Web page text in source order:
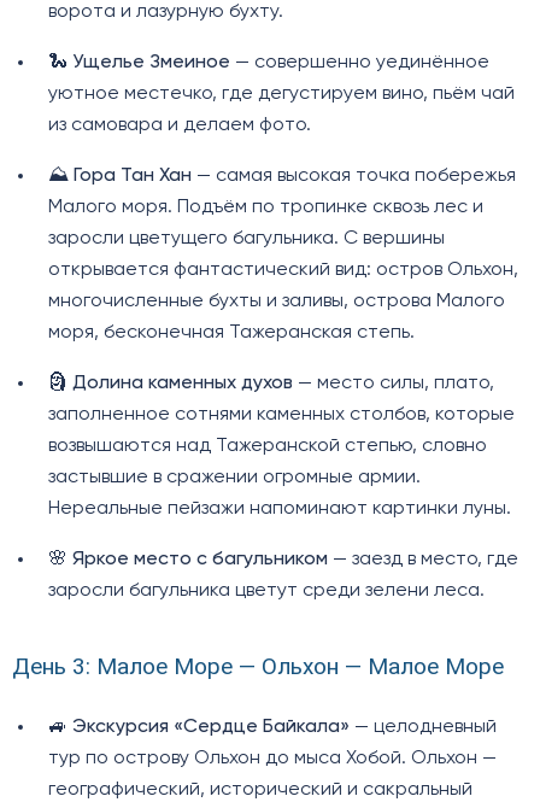
ворота и лазурную бухту.
🐍 Ущелье Змеиное — совершенно уединённое
уютное местечко, где дегустируем вино, пьём чай
из самовара и делаем фото.
⛰️ Гора Тан Хан — самая высокая точка побережья
Малого моря. Подъём по тропинке сквозь лес и
заросли цветущего багульника. С вершины
открывается фантастический вид: остров Ольхон,
многочисленные бухты и заливы, острова Малого
моря, бесконечная Тажеранская степь.
🗿 Долина каменных духов — место силы, плато,
заполненное сотнями каменных столбов, которые
возвышаются над Тажеранской степью, словно
застывшие в сражении огромные армии.
Нереальные пейзажи напоминают картинки луны.
🌸 Яркое место с багульником — заезд в место, где
заросли багульника цветут среди зелени леса.
День 3: Малое Море — Ольхон — Малое Море
🚙 Экскурсия «Сердце Байкала» — целодневный
тур по острову Ольхон до мыса Хобой. Ольхон —
географический, исторический и сакральный